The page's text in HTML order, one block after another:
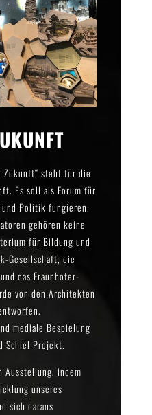
Zukunft“ steht für die
Es soll als Forum für
Politik fungieren.
gehören keine
für Bildung und
Gesellschaft, die
das Fraunhofer-
von den Architekten
mediale Bespielung
Schiel Projekt.
indem
unseres
sich daraus